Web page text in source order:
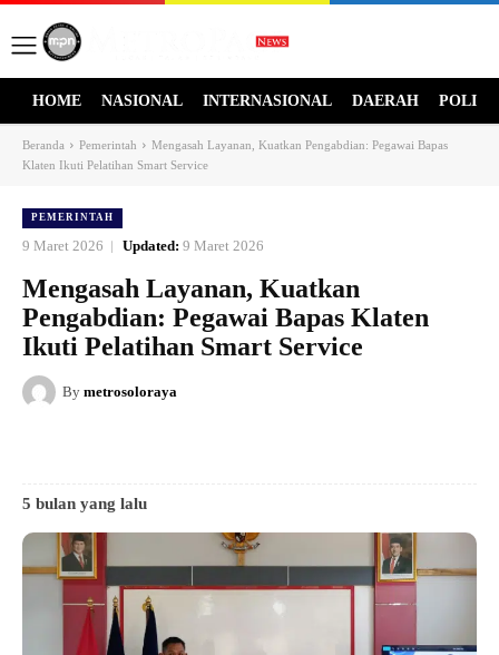
HOME NASIONAL INTERNASIONAL DAERAH
Beranda Pemerintah
Mengasah Layanan, Kuatkan Pengabdian: Pegawai Bapas
Klaten Ikuti Pelatihan Smart Service
PEMERINTAH
9 Maret 2026 Updated: 9 Maret 2026
Mengasah Layanan, Kuatkan
Pengabdian: Pegawai Bapas Klaten
Ikuti Pelatihan Smart Service
By metrosoloraya
5 bulan yang lalu